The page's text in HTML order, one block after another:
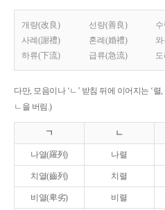
개량(改良) 선량(善良)
사례(謝禮)
혼례(婚禮)
하류(下流)
급류(急流)
다만, 모음이나 ‘ㄴ’ 받침 뒤에 이어지는 ‘렬
ㄴ을 버림.)
ㄱ ㄴ
나열(羅列) 나렬
치열(齒列) 치렬
비열(卑劣) 비렬